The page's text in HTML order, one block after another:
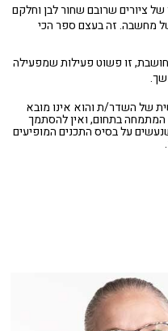
ציורים שרובם שחור לבן וחלקם
מחשבה. זה בעצם ספר הכי
זו פשוט פעילות שמפעילה
של השדר/ת והוא אינו מובא
המתמחה בתחום, ואין להסתמך
על בסיס התכנים המופיעים